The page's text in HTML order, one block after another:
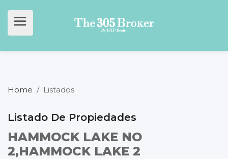
Home / Listados
Listado De Propiedades
HAMMOCK LAKE NO
2,HAMMOCK LAKE 2